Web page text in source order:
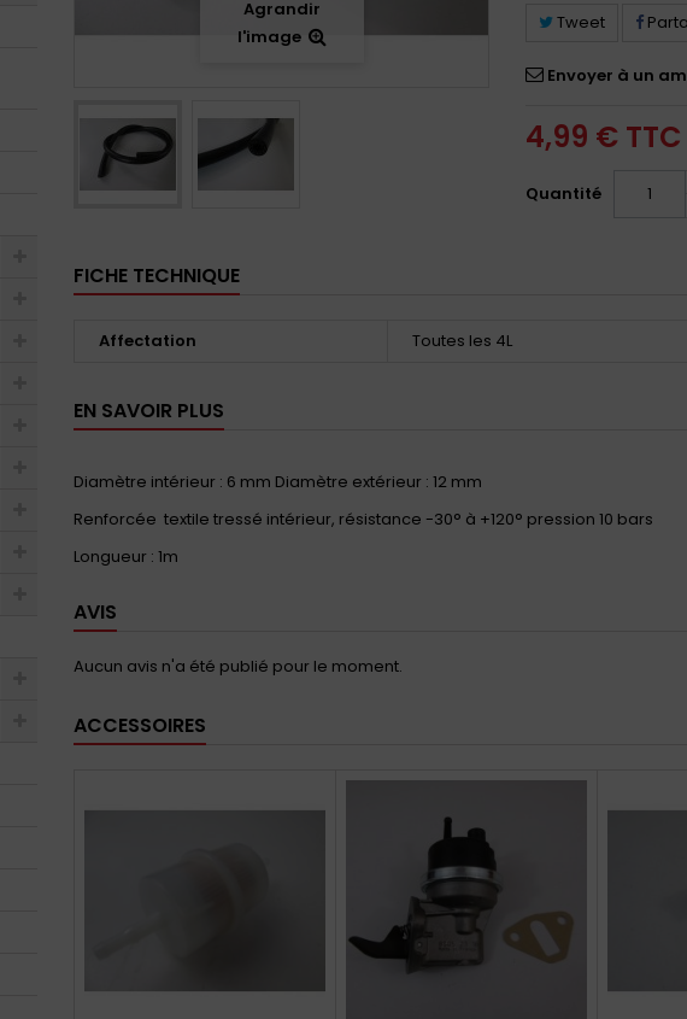
Agrandir
l'image
Tweet
Envoyer à un
4,99 € TTC
Quantité
FICHE TECHNIQUE
Affectation Toutes les 4L
EN SAVOIR PLUS
Diamètre intérieur : 6 mm Diamètre extérieur : 12 mm
Renforcée textile tressé intérieur, résistance -30° à +120° pression 10 bars
Longueur : 1m
AVIS
Aucun avis n'a été publié pour le moment.
ACCESSOIRES